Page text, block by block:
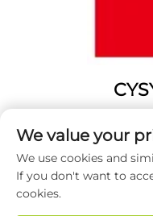
Weihai, Provins o
Ffôn:0631 5900466
E-bost:
We value your
We use cookies and
If you don't want to
cookies.